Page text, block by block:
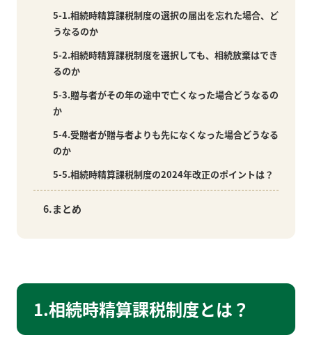
5-1.相続時精算課税制度の選択の届出を忘れた場合、ど
うなるのか
5-2.相続時精算課税制度を選択しても、相続放棄はでき
るのか
5-3.贈与者がその年の途中で亡くなった場合どうなるの
か
5-4.受贈者が贈与者よりも先になくなった場合どうなる
のか
5-5.相続時精算課税制度の2024年改正のポイントは？
6.まとめ
1.相続時精算課税制度とは？